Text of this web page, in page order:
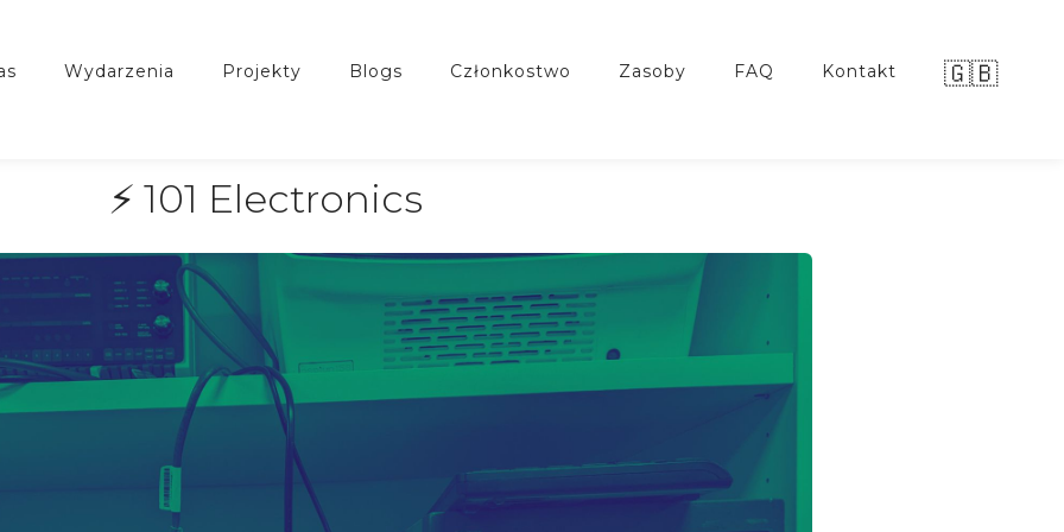
wydarzenia projekty blogs członkostwo zasoby FAQ kontakt 🇬🇧
⚡ 101 Electronics